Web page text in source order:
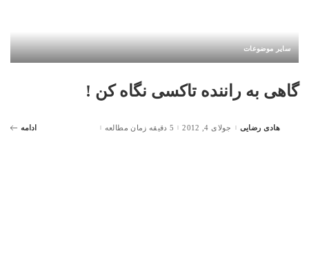
سایر موضوعات
گاهی به راننده تاکسی نگاه کن !
Postedهادی رضایی جولای 4, 2012 5 دقیقه زمان مطالعه ادامه